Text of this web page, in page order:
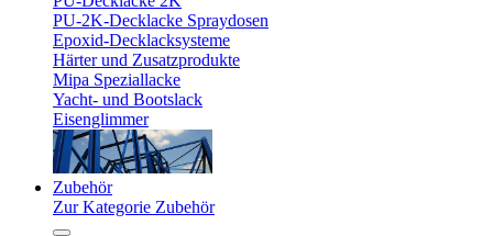
PU-2K-Decklacke Spraydosen
Epoxid-Decklacksysteme
Härter und Zusatzprodukte
Mipa Speziallacke
Yacht- und Bootslack
Eisenglimmer
Zubehör
Zur Kategorie Zubehör